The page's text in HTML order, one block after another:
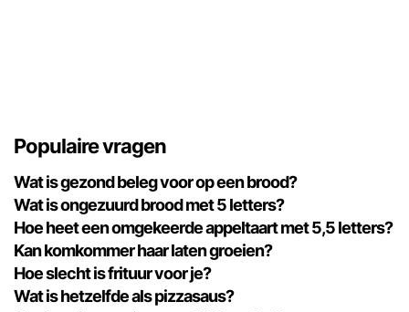
Populaire vragen
Wat is gezond beleg voor op een brood?
Wat is ongezuurd brood met 5 letters?
Hoe heet een omgekeerde appeltaart met 5,5 letters?
Kan komkommer haar laten groeien?
Hoe slecht is frituur voor je?
Wat is hetzelfde als pizzasaus?